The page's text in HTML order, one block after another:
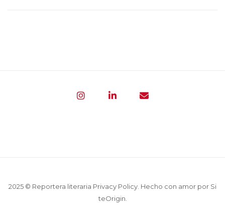
2025 © Reportera literaria Privacy Policy . Hecho con amor por Si
teOrigin